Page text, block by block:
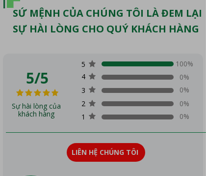
5/5
100%
0%
0%
0%
0%
5
4
3
2
1
LIÊN HỆ CHÚNG TÔI
Sự hài lòng của
khách hàng
SỨ MỆNH CỦA CHÚNG TÔI LÀ ĐEM LẠI
SỰ HÀI LÒNG CHO QUÝ KHÁCH HÀNG